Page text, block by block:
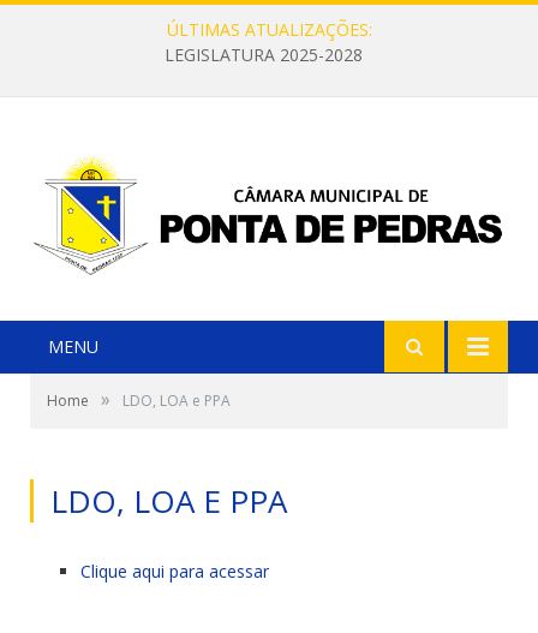
ÚLTIMAS ATUALIZAÇÕES:
LEGISLATURA 2025-2028
MENU
Home » LDO, LOA e PPA
LDO, LOA E PPA
Clique aqui para acessar